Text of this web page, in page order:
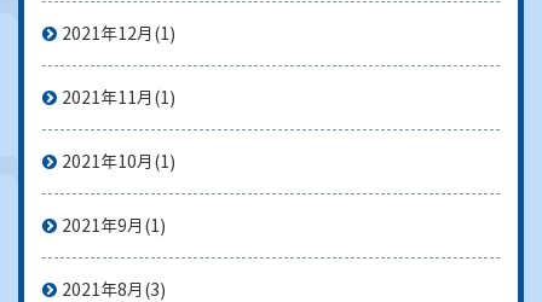
2021年12月 (1)
2021年11月 (1)
2021年10月 (1)
2021年9月 (1)
2021年8月 (3)